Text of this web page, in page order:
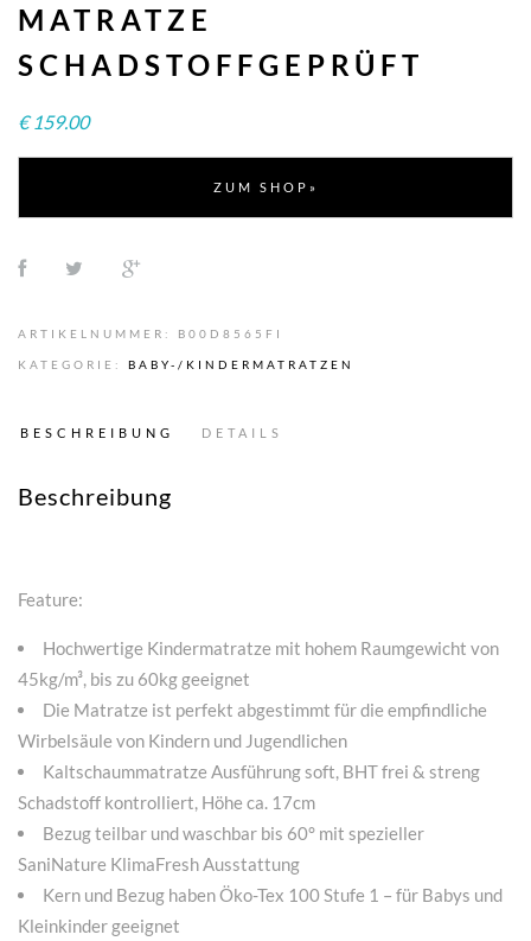
MATRATZE
SCHADSTOFFGEPRÜFT
€ 159.00
ZUM SHOP»
ARTIKELNUMMER: B00D8565FI
KATEGORIE: BABY-/KINDERMATRATZEN
BESCHREIBUNG DETAILS
Beschreibung
Feature:
Hochwertige Kindermatratze mit hohem Raumgewicht von
45kg/m³, bis zu 60kg geeignet
Die Matratze ist perfekt abgestimmt für die empfindliche
Wirbelsäule von Kindern und Jugendlichen
Kaltschaummatratze Ausführung soft, BHT frei & streng
Schadstoff kontrolliert, Höhe ca. 17cm
Bezug teilbar und waschbar bis 60° mit spezieller
SaniNature KlimaFresh Ausstattung
Kern und Bezug haben Öko-Tex 100 Stufe 1 – für Babys und
Kleinkinder geeignet